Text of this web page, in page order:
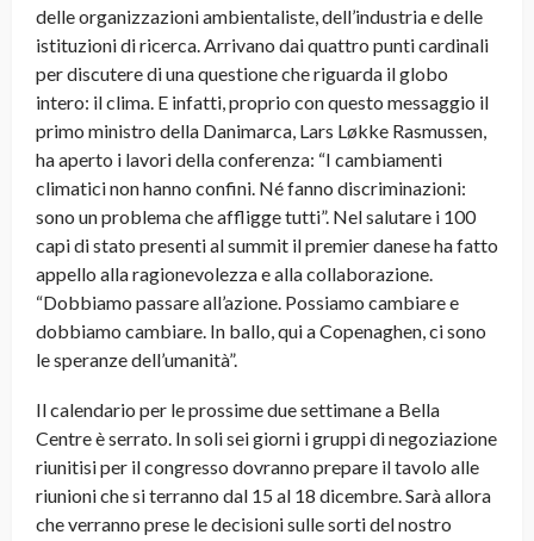
delle organizzazioni ambientaliste, dell’industria e delle
istituzioni di ricerca. Arrivano dai quattro punti cardinali
per discutere di una questione che riguarda il globo
intero: il clima. E infatti, proprio con questo messaggio il
primo ministro della Danimarca, Lars Løkke Rasmussen,
ha aperto i lavori della conferenza: “I cambiamenti
climatici non hanno confini. Né fanno discriminazioni:
sono un problema che affligge tutti”. Nel salutare i 100
capi di stato presenti al summit il premier danese ha fatto
appello alla ragionevolezza e alla collaborazione.
“Dobbiamo passare all’azione. Possiamo cambiare e
dobbiamo cambiare. In ballo, qui a Copenaghen, ci sono
le speranze dell’umanità”.
Il calendario per le prossime due settimane a Bella
Centre è serrato. In soli sei giorni i gruppi di negoziazione
riunitisi per il congresso dovranno prepare il tavolo alle
riunioni che si terranno dal 15 al 18 dicembre. Sarà allora
che verranno prese le decisioni sulle sorti del nostro